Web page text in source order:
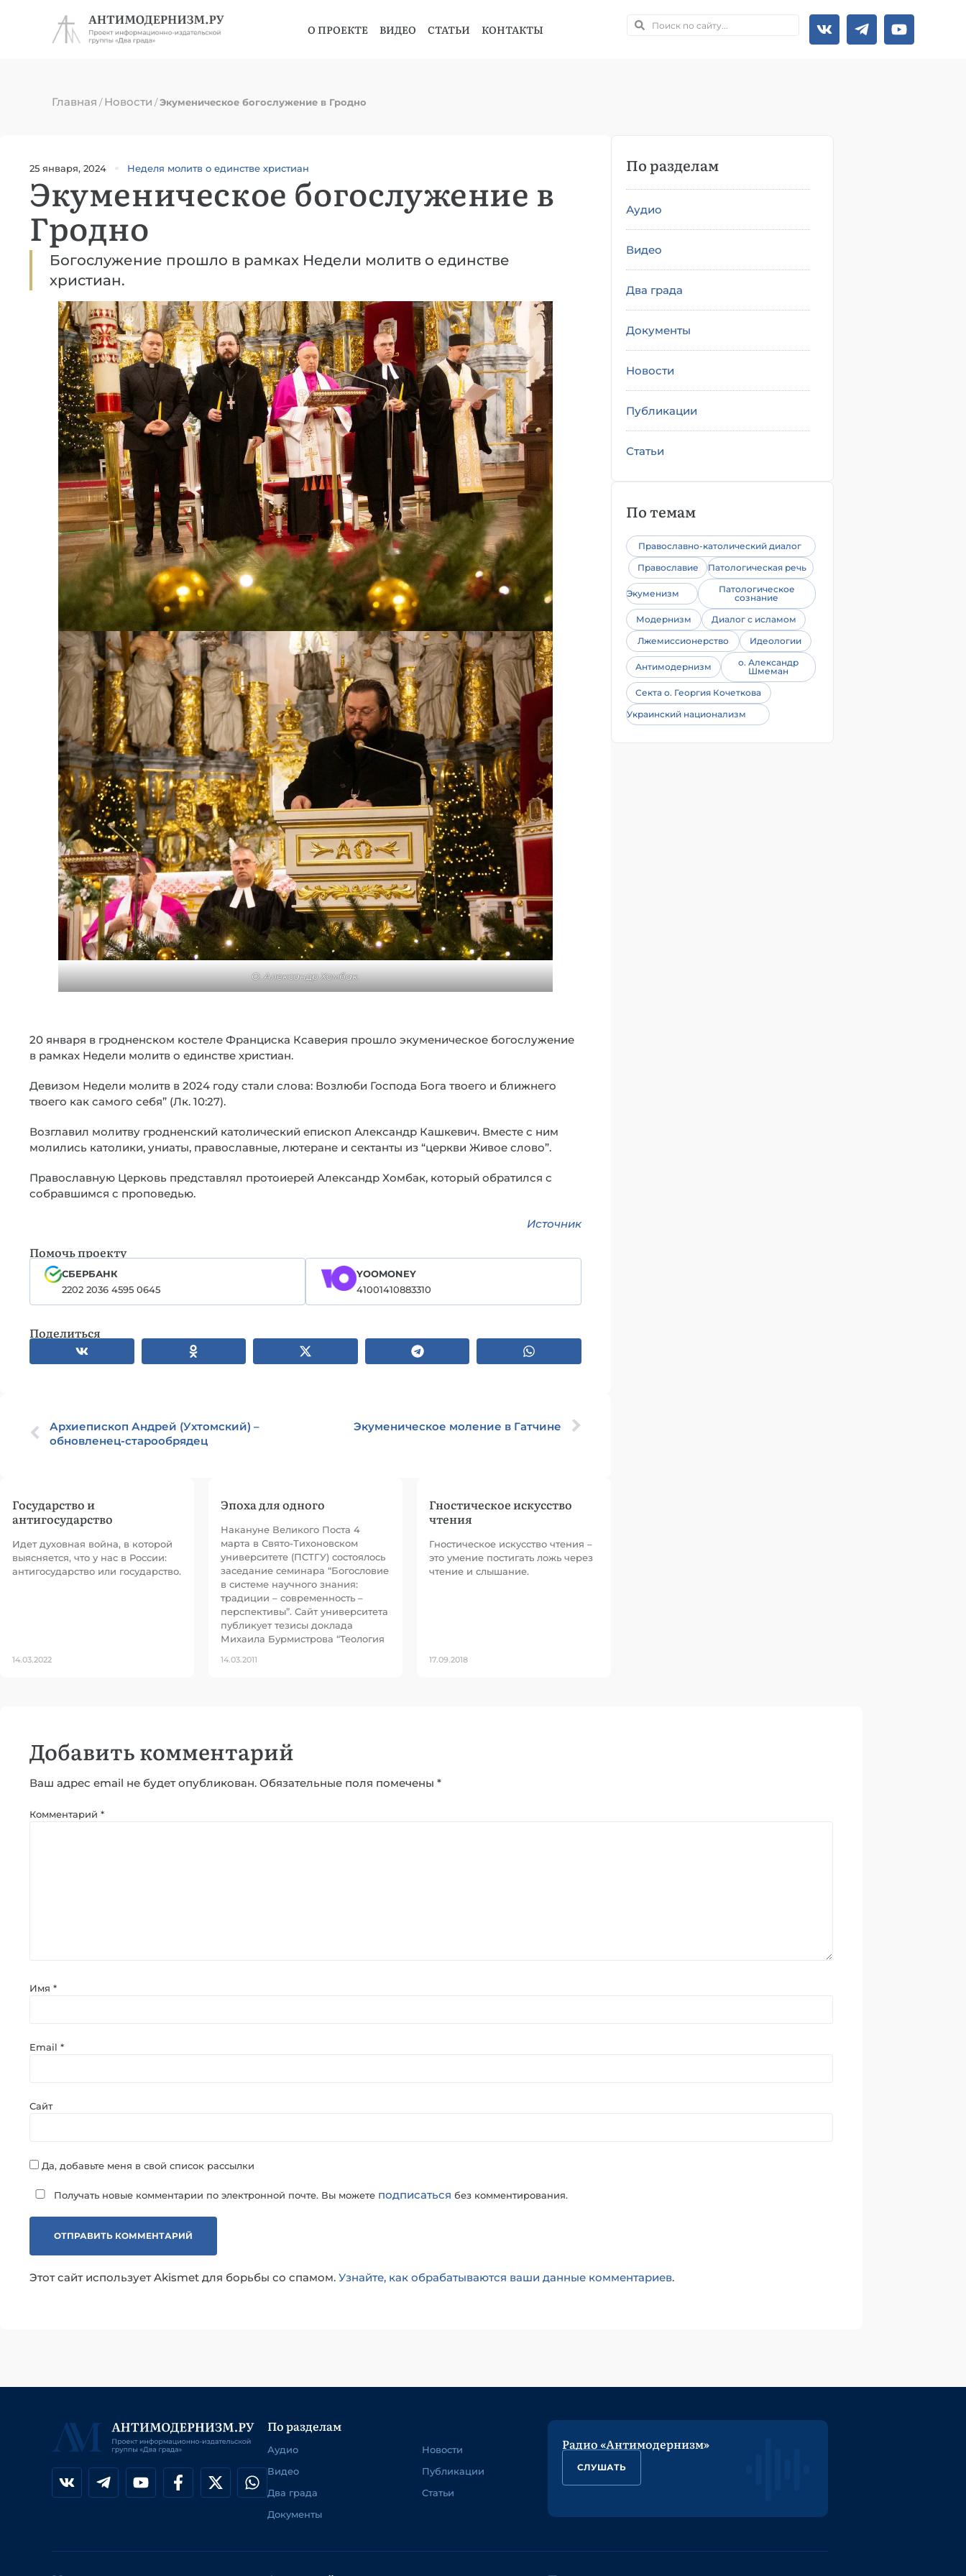
О ПРОЕКТЕ ВИДЕО СТАТЬИ КОНТАКТЫ
Главная /Новости /Экуменическое богослужение в Гродно
25 января, 2024 Неделя молитв о единстве христиан
Экуменическое богослужение в
Гродно
Богослужение прошло в рамках Недели молитв о единстве
христиан.
О. Александр Хомбак.
20 января в гродненском костеле Франциска Ксаверия прошло экуменическое богослужение
в рамках Недели молитв о единстве христиан.
Девизом Недели молитв в 2024 году стали слова: Возлюби Господа Бога твоего и ближнего
твоего как самого себя” (Лк. 10:27).
Возглавил молитву гродненский католический епископ Александр Кашкевич. Вместе с ним
молились католики, униаты, православные, лютеране и сектанты из “церкви Живое слово”.
Православную Церковь представлял протоиерей Александр Хомбак, который обратился с
собравшимся с проповедью.
Источник
Помочь проекту
СБЕРБАНК
2202 2036 4595 0645
YOOMONEY
41001410883310
Поделиться
Архиепископ Андрей (Ухтомский) –
обновленец-старообрядец
Экуменическое моление в Гатчине
Государство и
антигосударство
Идет духовная война, в которой
выясняется, что у нас в России:
антигосударство или государство.
14.03.2022
Эпоха для одного
Накануне Великого Поста 4
марта в Свято-Тихоновском
университете (ПСТГУ) состоялось
заседание семинара “Богословие
в системе научного знания:
традиции – современность –
перспективы”. Сайт университета
публикует тезисы доклада
Михаила Бурмистрова “Теология
14.03.2011
Гностическое искусство
чтения
Гностическое искусство чтения –
это умение постигать ложь через
чтение и слышание.
17.09.2018
По разделам
Аудио
Видео
Два града
Документы
Новости
Публикации
Статьи
По темам
Православно-католический диалог
Православие
Патологическая речь
Экуменизм
Патологическое
сознание
Модернизм
Диалог с исламом
Лжемиссионерство
Идеологии
Антимодернизм
о. Александр
Шмеман
Секта о. Георгия Кочеткова
Украинский национализм
Добавить комментарий
Ваш адрес email не будет опубликован. Обязательные поля помечены *
Комментарий *
Имя *
Email *
Сайт
Да, добавьте меня в свой список рассылки
Получать новые комментарии по электронной почте. Вы можете подписаться без комментирования.
Этот сайт использует Akismet для борьбы со спамом. Узнайте, как обрабатываются ваши данные комментариев.
По разделам
Аудио
Видео
Два града
Документы
Новости
Публикации
Статьи
Радио «Антимодернизм»
СЛУШАТЬ